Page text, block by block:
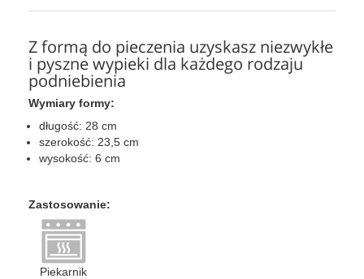
Z formą do pieczenia uzyskasz niezwykłe
i pyszne wypieki dla każdego rodzaju
podniebienia
Wymiary formy:
długość: 28 cm
szerokość: 23,5 cm
wysokość: 6 cm
Zastosowanie:
Piekarnik